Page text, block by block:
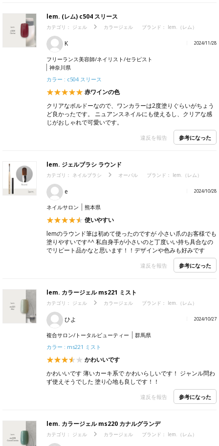
lem. (レム) c504 スリース
カテゴリ： ジェル カラージェル ブランド： lem.（レム）
K 2024/11/28
フリーランス美容師/ネイリスト/セラピスト
神奈川県
カラー : c504 スリース
赤ワインの色
クリアなボルドーなので、ワンカラーは2度塗りぐらいがちょう
ど良かったです。 ニュアンスネイルにも使えるし、クリアな感
じがおしゃれで可愛いです。
違反を報告 参考になった
lem. ジェルブラシ ラウンド
カテゴリ： ネイルブラシ オーバル ブランド： lem.（レム）
e 2024/10/28
ネイルサロン 熊本県
使いやすい
lemのラウンド筆は初めて使ったのですが 小さい爪のお客様でも
塗りやすいです^^ 私自身手が小さいのと丁度いい持ち具合なの
でリピート品かなと思います！！デザインや色みも好みです
違反を報告 参考になった
lem. カラージェル ms221 ミスト
カテゴリ： ジェル カラージェル ブランド： lem.（レム）
ひよ 2024/10/27
複合サロン/トータルビューティー
群馬県
カラー : ms221 ミスト
かわいいです
かわいいです 薄いカーキ系で かわいらしいです！ ジャンル問わ
ず使えそうでした 塗り心地も良しです！！
違反を報告 参考になった
lem. カラージェル ms220 カナルグランデ
カテゴリ： ジェル カラージェル ブランド： lem.（レム）